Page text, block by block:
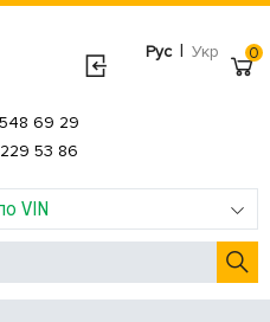
Рус | Укр
VIN
69 29
53 86
0